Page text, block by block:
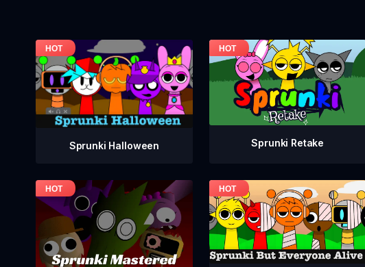
Sprunki Halloween Sprunki Retake